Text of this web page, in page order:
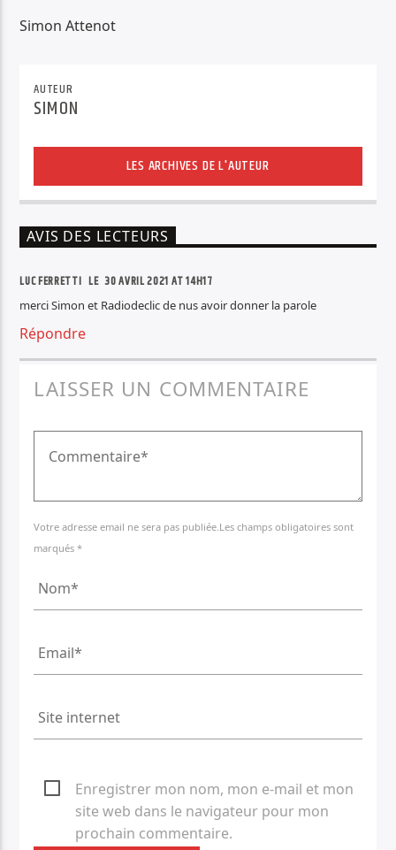
Simon Attenot
AUTEUR
SIMON
LES ARCHIVES DE L'AUTEUR
AVIS DES LECTEURS
LUC FERRETTI LE30 AVRIL 2021 AT 14H17
merci Simon et Radiodeclic de nus avoir donner la parole
Répondre
LAISSER UN COMMENTAIRE
Votre adresse email ne sera pas publiée.Les champs obligatoires sont
marqués *
Enregistrer mon nom, mon e-mail et mon
site web dans le navigateur pour mon
prochain commentaire.